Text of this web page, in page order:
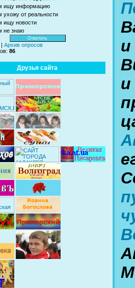
ищу информацию
ухожу от реальности
ищу новости
не знаю
Архив опросов
86
Друзья сайта
и
и